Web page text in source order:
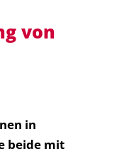
von
in
beide mit